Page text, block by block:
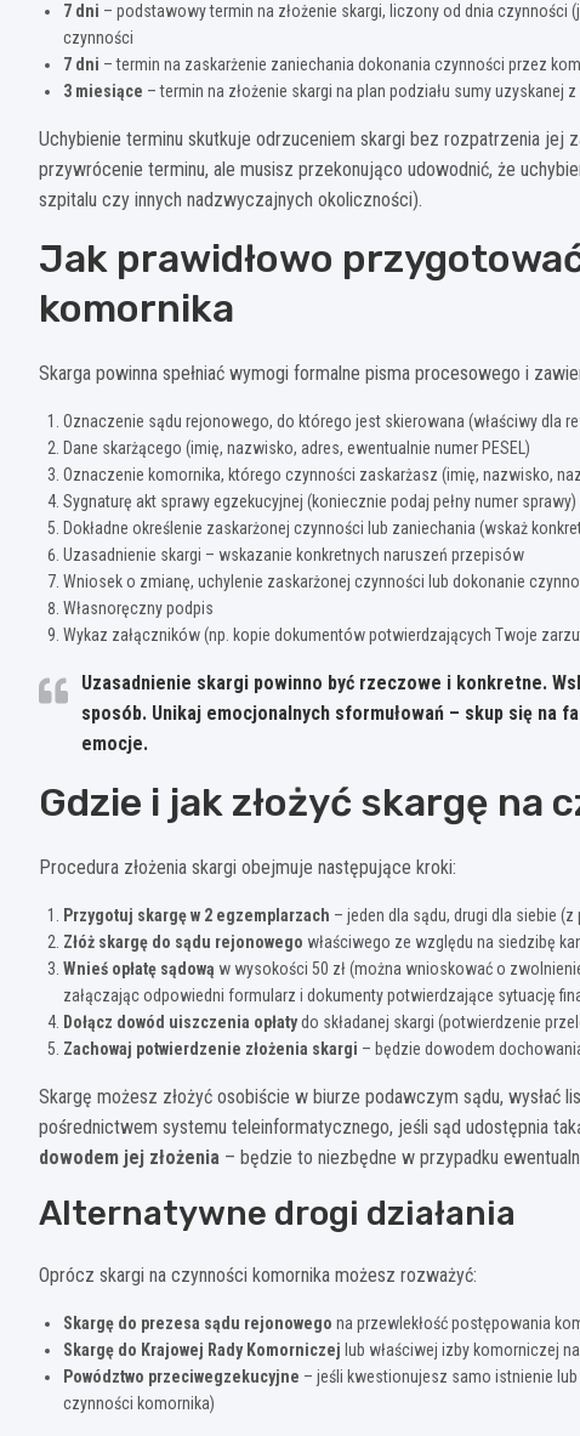
7 dni – podstawowy termin na złożenie skargi, liczony od dnia czynności
czynności
7 dni – termin na zaskarżenie zaniechania dokonania czynności przez
3 miesiące – termin na złożenie skargi na plan podziału sumy uzyskanej
Uchybienie terminu skutkuje odrzuceniem skargi bez rozpatrzenia jej
przywrócenie terminu, ale musisz przekonująco udowodnić, że
szpitalu czy innych nadzwyczajnych okoliczności).
Jak prawidłowo
komornika
Skarga powinna spełniać wymogi formalne pisma procesowego i
Oznaczenie sądu rejonowego, do którego jest skierowana (właściwy dla
Dane skarżącego (imię, nazwisko, adres, ewentualnie numer PESEL)
Oznaczenie komornika, którego czynności zaskarżasz (imię, nazwisko,
Sygnaturę akt sprawy egzekucyjnej (koniecznie podaj pełny numer sprawy)
Dokładne określenie zaskarżonej czynności lub zaniechania (wskaż
Uzasadnienie skargi – wskazanie konkretnych naruszeń przepisów
Wniosek o zmianę, uchylenie zaskarżonej czynności lub dokonanie
Własnoręczny podpis
Wykaz załączników (np. kopie dokumentów potwierdzających Twoje
Uzasadnienie skargi powinno być rzeczowe i konkretne.
sposób. Unikaj emocjonalnych sformułowań – skup się na
emocje.
Gdzie i jak złożyć skargę na
Procedura złożenia skargi obejmuje następujące kroki:
Przygotuj skargę w 2 egzemplarzach – jeden dla sądu, drugi dla siebie
Złóż skargę do sądu rejonowego właściwego ze względu na siedzibę
Wnieś opłatę sądową w wysokości 50 zł (można wnioskować o
załączając odpowiedni formularz i dokumenty potwierdzające sytuację
Dołącz dowód uiszczenia opłatydo składanej skargi (potwierdzenie
Zachowaj potwierdzenie złożenia skargi – będzie dowodem
Skargę możesz złożyć osobiście w biurze podawczym sądu,
pośrednictwem systemu teleinformatycznego, jeśli sąd udostępnia
dowodem jej złożenia – będzie to niezbędne w przypadku
Alternatywne drogi działania
Oprócz skargi na czynności komornika możesz rozważyć:
Skargę do prezesa sądu rejonowego na przewlekłość postępowania
Skargę do Krajowej Rady Komorniczej lub właściwej izby komorniczej
Powództwo przeciwegzekucyjne – jeśli kwestionujesz samo istnienie lub
czynności komornika)